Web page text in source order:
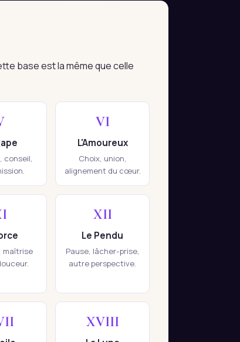
base est la même que celle
conseil,
VI
L'Amoureux
Choix, union,
alignement du cœur.
maîtrise
XII
Le Pendu
Pause, lâcher-prise,
autre perspective.
XVIII